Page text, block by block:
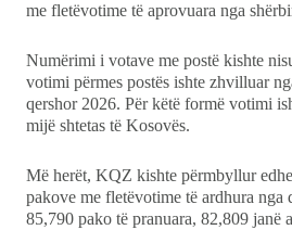
me fletëvotime të aprovuara nga
Numërimi i votave me postë kishte
votimi përmes postës ishte zhvilluar
qershor 2026. Për këtë formë votimi
mijë shtetas të Kosovës.
Më herët, KQZ kishte përmbyllur
pakove me fletëvotime të ardhura nga
85,790 pako të pranuara, 82,809 janë